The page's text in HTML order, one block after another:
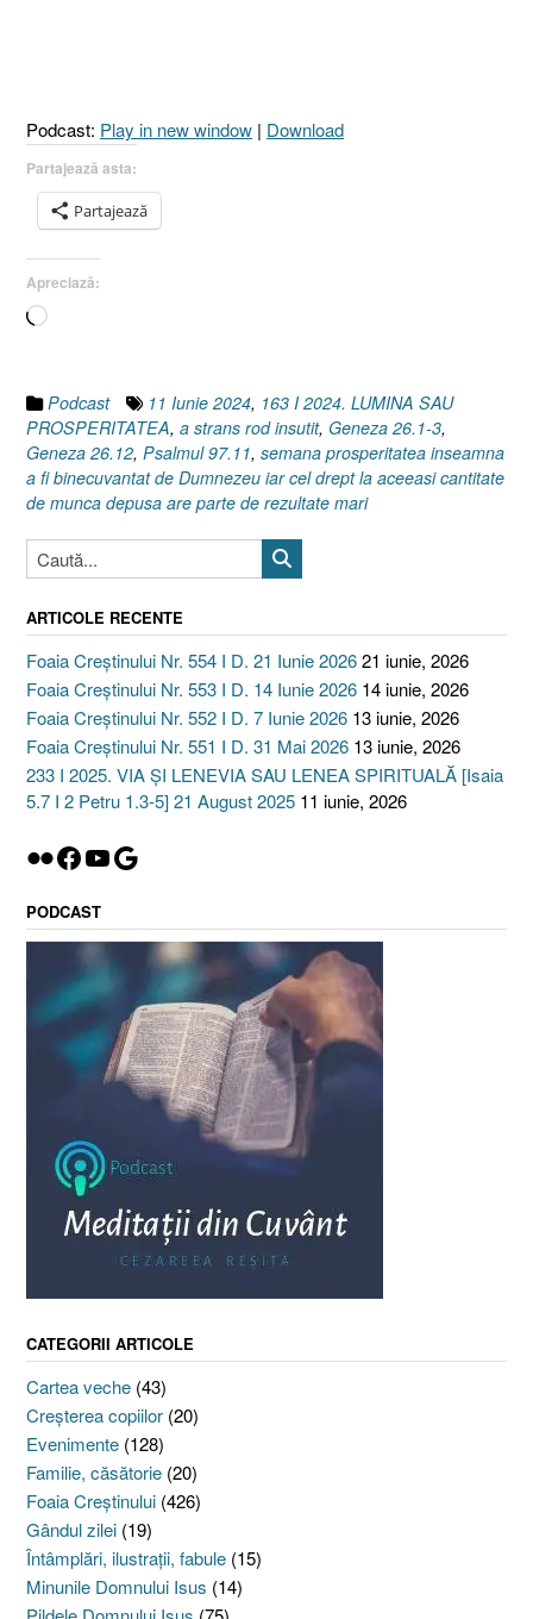
26.12
I
Geneza
26.1-
11
Iunie
Podcast: Play in new window | Download
Partajează asta:
Partajează
Apreciază:
Încarc...
Podcast 11 Iunie 2024, 163 I 2024. LUMINA SAU
PROSPERITATEA, a strans rod insutit, Geneza 26.1-3,
Geneza 26.12, Psalmul 97.11, semana prosperitatea inseamna
a fi binecuvantat de Dumnezeu iar cel drept la aceeasi cantitate
de munca depusa are parte de rezultate mari
ARTICOLE RECENTE
Foaia Creștinului Nr. 554 I D. 21 Iunie 202621 iunie, 2026
Foaia Creștinului Nr. 553 I D. 14 Iunie 2026 14 iunie, 2026
Foaia Creștinului Nr. 552 I D. 7 Iunie 2026 13 iunie, 2026
Foaia Creștinului Nr. 551 I D. 31 Mai 2026 13 iunie, 2026
233 I 2025. VIA ȘI LENEVIA SAU LENEA SPIRITUALĂ [Isaia
5.7 I 2 Petru 1.3-5] 21 August 2025 11 iunie, 2026
Flickr
Facebook
YouTube
Google
PODCAST
CATEGORII ARTICOLE
Cartea veche (43)
Creşterea copiilor (20)
Evenimente (128)
Familie, căsătorie (20)
Foaia Creştinului (426)
Gândul zilei (19)
Întâmplări, ilustraţii, fabule (15)
Minunile Domnului Isus (14)